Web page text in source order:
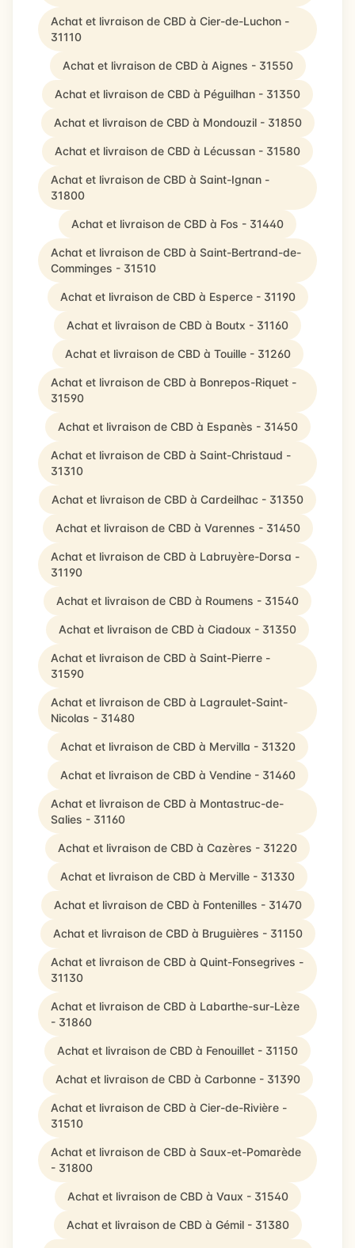
Achat et livraison de CBD à Cier-de-Luchon -
31110
Achat et livraison de CBD à Aignes - 31550
Achat et livraison de CBD à Péguilhan - 31350
Achat et livraison de CBD à Mondouzil - 31850
Achat et livraison de CBD à Lécussan - 31580
Achat et livraison de CBD à Saint-Ignan -
31800
Achat et livraison de CBD à Fos - 31440
Achat et livraison de CBD à Saint-Bertrand-de-
Comminges - 31510
Achat et livraison de CBD à Esperce - 31190
Achat et livraison de CBD à Boutx - 31160
Achat et livraison de CBD à Touille - 31260
Achat et livraison de CBD à Bonrepos-Riquet -
31590
Achat et livraison de CBD à Espanès - 31450
Achat et livraison de CBD à Saint-Christaud -
31310
Achat et livraison de CBD à Cardeilhac - 31350
Achat et livraison de CBD à Varennes - 31450
Achat et livraison de CBD à Labruyère-Dorsa -
31190
Achat et livraison de CBD à Roumens - 31540
Achat et livraison de CBD à Ciadoux - 31350
Achat et livraison de CBD à Saint-Pierre -
31590
Achat et livraison de CBD à Lagraulet-Saint-
Nicolas - 31480
Achat et livraison de CBD à Mervilla - 31320
Achat et livraison de CBD à Vendine - 31460
Achat et livraison de CBD à Montastruc-de-
Salies - 31160
Achat et livraison de CBD à Cazères - 31220
Achat et livraison de CBD à Merville - 31330
Achat et livraison de CBD à Fontenilles - 31470
Achat et livraison de CBD à Bruguières - 31150
Achat et livraison de CBD à Quint-Fonsegrives -
31130
Achat et livraison de CBD à Labarthe-sur-Lèze
- 31860
Achat et livraison de CBD à Fenouillet - 31150
Achat et livraison de CBD à Carbonne - 31390
Achat et livraison de CBD à Cier-de-Rivière -
31510
Achat et livraison de CBD à Saux-et-Pomarède
- 31800
Achat et livraison de CBD à Vaux - 31540
Achat et livraison de CBD à Gémil - 31380